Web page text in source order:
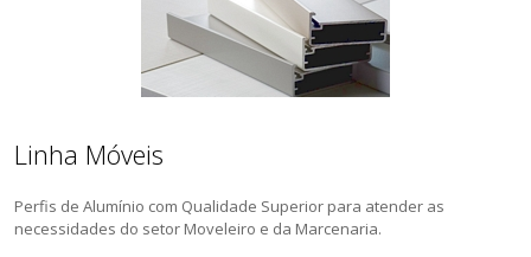
Linha Móveis
Perfis de Alumínio com Qualidade Superior para atender as
necessidades do setor Moveleiro e da Marcenaria.